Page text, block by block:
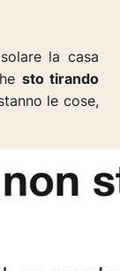
la casa
sto tirando
le cose,